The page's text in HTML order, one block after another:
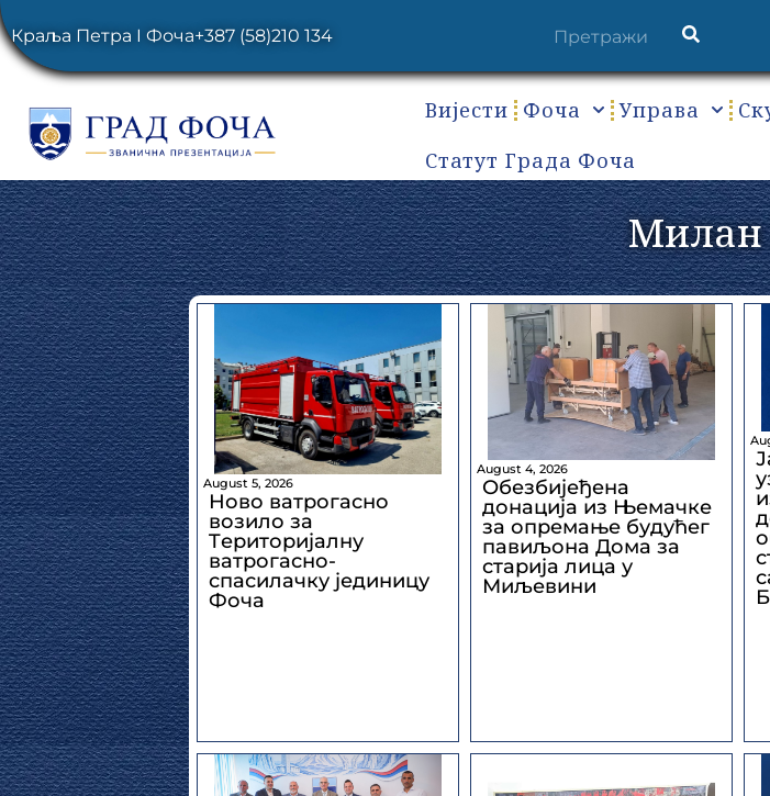
Краља Петра I Фоча+387 (58)210 134
Вијести Фоча Управа
Статут Града Фоча
Милан
August 5, 2026
Ново ватрогасно
возило за
Tериторијалну
ватрогасно-
спасилачку јединицу
Фоча
August 4, 2026
Обезбијеђена
донација из Њемачке
за опремање будућег
павиљона Дома за
старија лица у
Миљевини